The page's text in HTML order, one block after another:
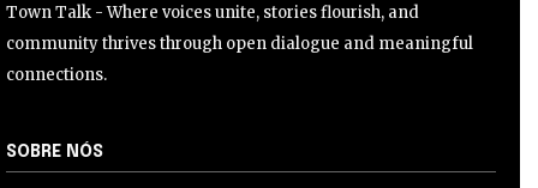
Town Talk - Where voices unite, stories flourish, and
community thrives through open dialogue and meaningful
connections.
SOBRE NÓS